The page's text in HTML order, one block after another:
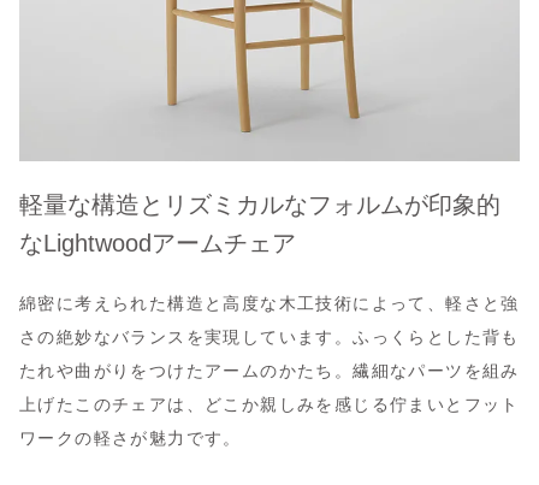
軽量な構造とリズミカルなフォルムが印象的
なLightwoodアームチェア
綿密に考えられた構造と高度な木工技術によって、軽さと強
さの絶妙なバランスを実現しています。ふっくらとした背も
たれや曲がりをつけたアームのかたち。繊細なパーツを組み
上げたこのチェアは、どこか親しみを感じる佇まいとフット
ワークの軽さが魅力です。